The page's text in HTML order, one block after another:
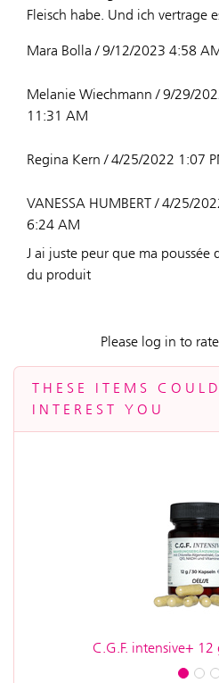
Fleisch habe. Und ich vertrage
Mara Bolla / 9/12/2023 4:58
Melanie Wiechmann / 9/29/
11:31 AM
Regina Kern / 4/25/2022 1:07
VANESSA HUMBERT / 4/25/
6:24 AM
J ai juste peur que ma poussée
du produit
Please log in to
THESE ITEMS
INTEREST YOU
C.G.F. intensive+ 12